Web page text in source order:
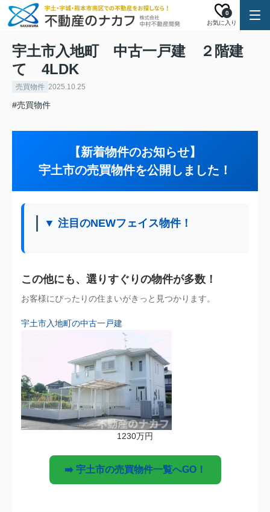
お気に入り
0
宇土市入地町 中古一戸建 ２階建
て 4LDK
売買物件 2025.10.25
#売買物件
【新着物件のお知らせ】
宇土市の売買物件を公開しました！
▼ 注目のNEWフェイス物件！
この他にも、選りすぐりの物件が多数！
お客様にぴったりの住まいがきっと見つかります。
宇土市入地町の中古一戸建
1230万円
➡️ 宇土市の売買物件一覧へGO！